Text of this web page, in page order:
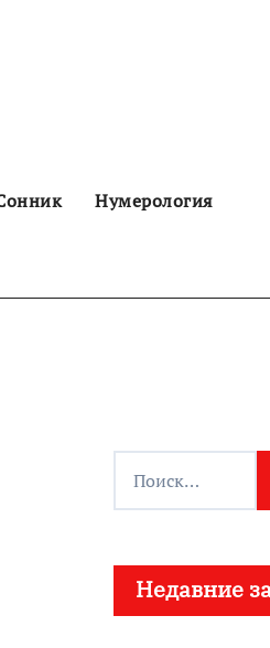
Нумерология
:
Недавние